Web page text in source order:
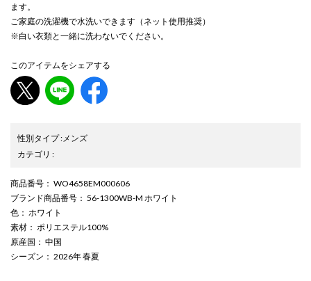
ます。
ご家庭の洗濯機で水洗いできます（ネット使用推奨）
※白い衣類と一緒に洗わないでください。
このアイテムをシェアする
性別タイプ: メンズ
カテゴリ :
商品番号 ： WO4658EM000606
ブランド商品番号 ： 56-1300WB-M ホワイト
色 ： ホワイト
素材 ： ポリエステル100%
原産国 ： 中国
シーズン ： 2026年 春夏